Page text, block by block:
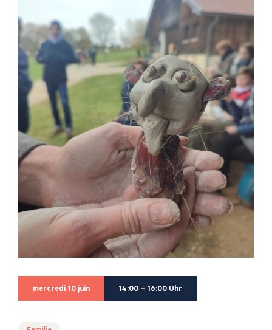
mercredi 10 juin 14:00 – 16:00 Uhr